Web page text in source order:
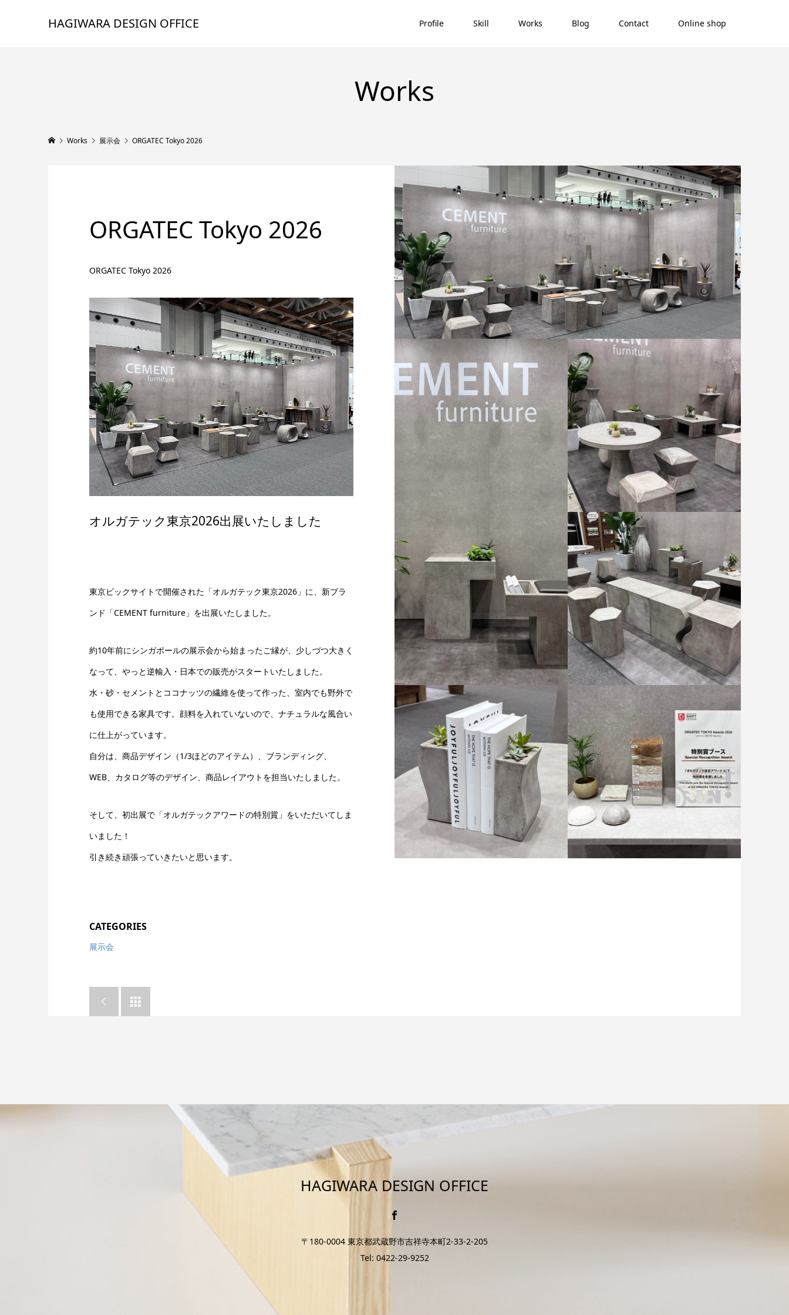
HAGIWARA DESIGN OFFICE Profile Skill Works Blog Contact Online shop
Works
Works 展示会 ORGATEC Tokyo 2026
ORGATEC Tokyo 2026
ORGATEC Tokyo 2026
オルガテック東京2026出展いたしました
東京ビックサイトで開催された「オルガテック東京2026」に、新ブラ
ンド「CEMENT furniture」を出展いたしました。
約10年前にシンガポールの展示会から始まったご縁が、少しづつ大きく
なって、やっと逆輸入・日本での販売がスタートいたしました。
水・砂・セメントとココナッツの繊維を使って作った、室内でも野外で
も使用できる家具です。顔料を入れていないので、ナチュラルな風合い
に仕上がっています。
自分は、商品デザイン（1/3ほどのアイテム）、ブランディング、
WEB、カタログ等のデザイン、商品レイアウトを担当いたしました。
そして、初出展で「オルガテックアワードの特別賞」をいただいてしま
いました！
引き続き頑張っていきたいと思います。
CATEGORIES
展示会
 
HAGIWARA DESIGN OFFICE
〒180-0004 東京都武蔵野市吉祥寺本町2-33-2-205
Tel: 0422-29-9252